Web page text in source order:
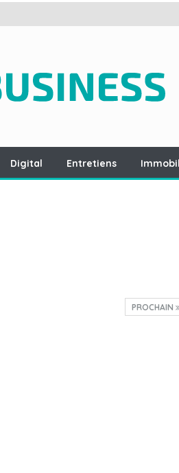
Digital Entretiens
PROCHAIN